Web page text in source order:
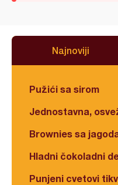
Najnoviji
Pužići sa sirom
Jednostavna,
Brownies sa
Hladni čokoladni
Punjeni cvetovi